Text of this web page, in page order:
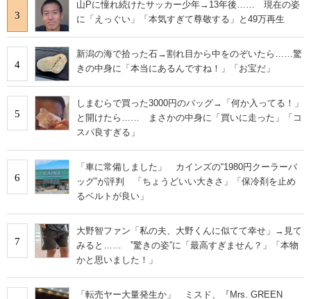
3
山Pに憧れ続けたサッカー少年→13年後…… 現在の姿
に「えっぐい」「本気すぎて尊敬する」と49万再生
4
新潟の海で拾った石→割れ目から中をのぞいたら……驚
きの中身に「本当にあるんですね！」「お宝だ」
5
しまむらで買った3000円のバッグ→「何か入ってる！」
と開けたら…… まさかの中身に「買いに走った」「コ
スパ良すぎる」
6
「車に常備しました」 カインズの“1980円クーラーバ
ッグ”が評判 「ちょうどいい大きさ」「保冷剤を止め
るベルトが良い」
7
大野智ファン「私の夫、大野くんに似てて幸せ」→見て
みると…… ‟驚きの姿”に「最高すぎません？」「本物
かと思いました！」
「転売ヤー大量発生か」 ミスド、『Mrs. GREEN